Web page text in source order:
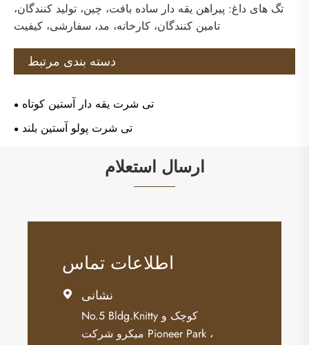
تگ های داغ: پیراهن یقه دار ساده بافت، چین، تولید کنندگان،
تامین کنندگان، کارخانه، مد، سفارشی، کیفیت
دسته بندی مرتبط
تی شرت یقه دار آستین کوتاه
تی شرت پولو آستین بلند
ارسال استعلام
اطلاعات تماس
 نشانی
No.5 Bldg.Knitty کوچک و
میکرو شرکت Pioneer Park ،